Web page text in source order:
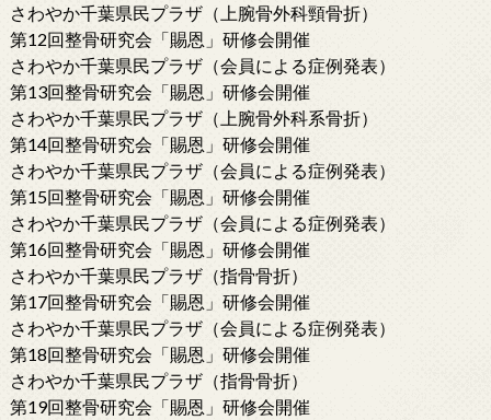
さわやか千葉県民プラザ（上腕骨外科頸骨折）
第12回整骨研究会「賜恩」研修会開催
さわやか千葉県民プラザ（会員による症例発表）
第13回整骨研究会「賜恩」研修会開催
さわやか千葉県民プラザ（上腕骨外科系骨折）
第14回整骨研究会「賜恩」研修会開催
さわやか千葉県民プラザ（会員による症例発表）
第15回整骨研究会「賜恩」研修会開催
さわやか千葉県民プラザ（会員による症例発表）
第16回整骨研究会「賜恩」研修会開催
さわやか千葉県民プラザ（指骨骨折）
第17回整骨研究会「賜恩」研修会開催
さわやか千葉県民プラザ（会員による症例発表）
第18回整骨研究会「賜恩」研修会開催
さわやか千葉県民プラザ（指骨骨折）
第19回整骨研究会「賜恩」研修会開催